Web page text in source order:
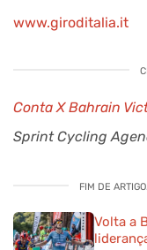
www.giroditalia.it
Conta X Bahrain
Sprint Cycling
FIM DE
Volta a